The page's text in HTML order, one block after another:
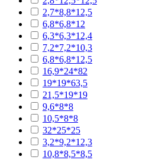
2,7*8,8*12,5
6,8*6,8*12
6,3*6,3*12,4
7,2*7,2*10,3
6,8*6,8*12,5
16,9*24*82
19*19*63,5
21,5*19*19
9,6*8*8
10,5*8*8
32*25*25
3,2*9,2*12,3
10,8*8,5*8,5